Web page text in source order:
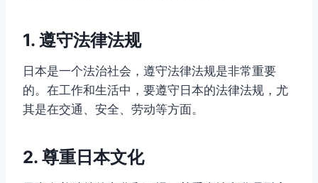
1. 遵守法律法规
日本是一个法治社会，遵守法律法规是非常重要
的。在工作和生活中，要遵守日本的法律法规，尤
其是在交通、安全、劳动等方面。
2. 尊重日本文化